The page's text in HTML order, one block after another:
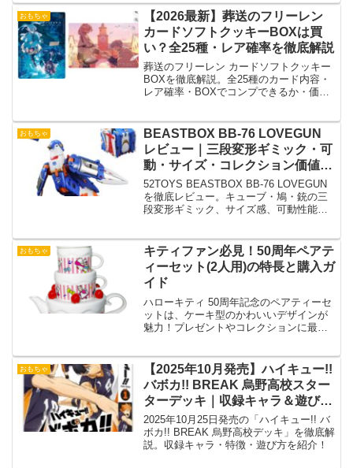
おもちゃ
【2026最新】葬送のフリーレン
カードソフトクッキーBOXは買
い？全25種・レア確率を徹底解説
葬送のフリーレン カードソフトクッキー
BOXを徹底解説。全25種のカード内容・
レア確率・BOXでコンプできるか・価
おもちゃ
BEASTBOX BB-76 LOVEGUN
レビュー｜三段変形ギミック・可
動・サイズ・コレクション価値を
徹底解説
52TOYS BEASTBOX BB-76 LOVEGUN
を徹底レビュー。キューブ・鳩・銃の三
段変形ギミック、サイズ感、可動性能、
ての魅力を詳しく検証します。
おもちゃ
キティファン必見！50周年ペアテ
ィーセット(2人用)の特長と購入ガ
イド
ハローキティ 50周年記念のペアティーセ
ットは、ケーキ型のかわいいデザインが
魅力！プレゼントやコレクションに最適
おもちゃ
【2025年10月発売】ハイキュー!!
バボカ!! BREAK 烏野高校スター
ターデッキ｜収録キャラ＆遊び方
解説
2025年10月25日発売の「ハイキュー!! バ
ボカ!! BREAK 烏野高校デッキ」を徹底解
説。収録キャラ・特徴・遊び方を紹介！